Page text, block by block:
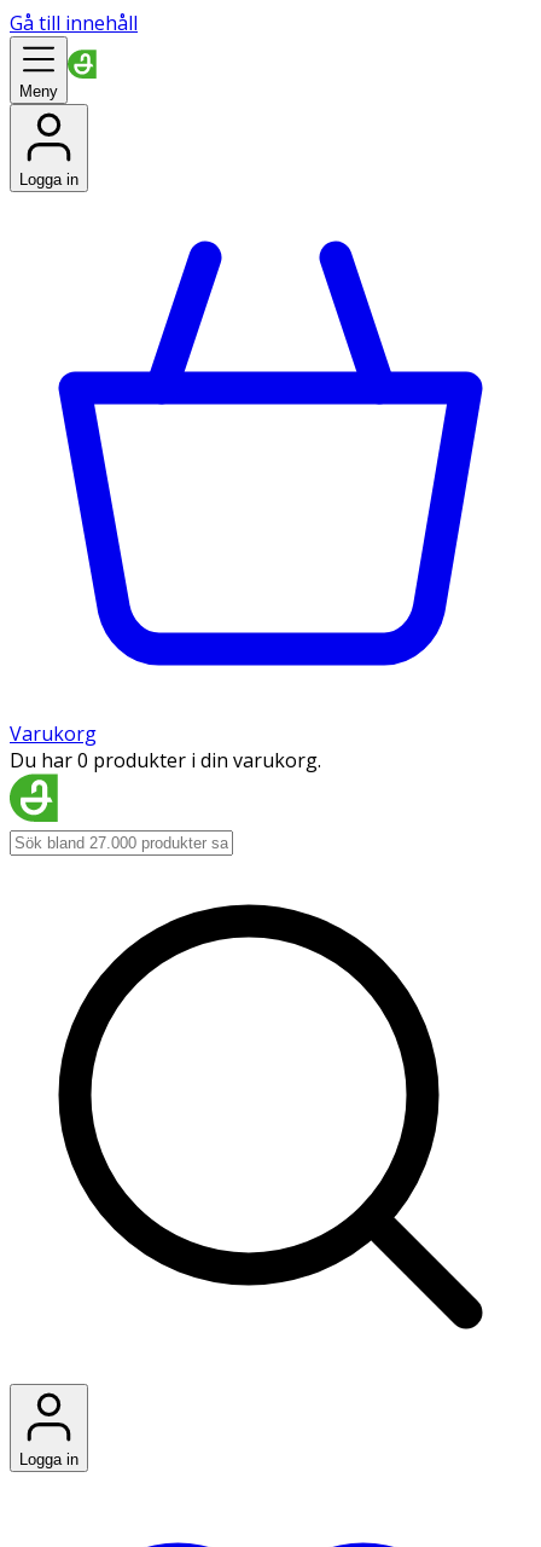
Gå till innehåll
Meny
Logga in
Varukorg
Du har 0 produkter i din varukorg.
Logga in